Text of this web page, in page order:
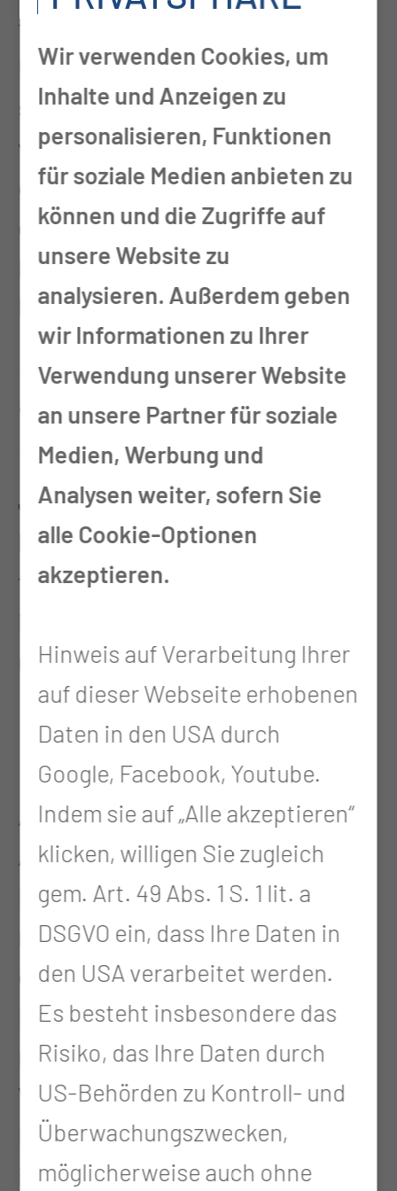
familienfreundliches
Unternehmen, die Arbeitszeiten
sind familienfreundlich. Ich hatte
viel Gutes gehört von Kolleginnen,
die schon hier bei der TSG
gearbeitet haben und deswegen
habe ich mich entschieden, mich
hier zu bewerben.
Nun arbeiten Sie seit einem halben
Jahr hier – war es eine gute
Empfehlung, zur TSG zu kommen?
Ja auf jeden Fall! Also es war die
beste Entscheidung, die ich je
treffen konnte. Ich bin so glücklich,
möchte hierbleiben.
Was macht die Arbeit für Sie aus?
Was macht Sie so glücklich?
Alles. Die Kollegen, die
Atmosphäre, das Arbeiten selber.
Es ist abwechslungsreich, es ist
nicht jeden Tag das Gleiche. Es ist
einfach schön, auch das
Miteinander, die Kommunikation
mit der Leitung der TSG, den
Vorarbeitern, zwischen den
Kollegen selbst. Das passt. Und es
ist eine fordernde Tätigkeit.
Wir verwenden Cookies, um
Inhalte und Anzeigen zu
personalisieren, Funktionen
für soziale Medien anbieten zu
können und die Zugriffe auf
unsere Website zu
analysieren. Außerdem geben
wir Informationen zu Ihrer
Verwendung unserer Website
an unsere Partner für soziale
Medien, Werbung und
Analysen weiter, sofern Sie
alle Cookie-Optionen
akzeptieren.
Hinweis auf Verarbeitung Ihrer
auf dieser Webseite erhobenen
Daten in den USA durch
Google, Facebook, Youtube.
Indem sie auf „Alle akzeptieren“
klicken, willigen Sie zugleich
gem. Art. 49 Abs. 1 S. 1 lit. a
DSGVO ein, dass Ihre Daten in
den USA verarbeitet werden.
Es besteht insbesondere das
Risiko, das Ihre Daten durch
US-Behörden zu Kontroll- und
Überwachungszwecken,
möglicherweise auch ohne